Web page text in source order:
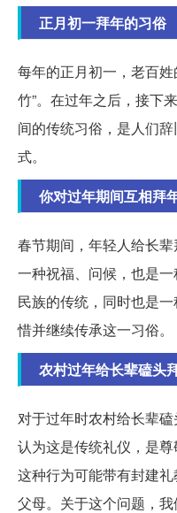
正月初一拜年的习俗
每年的正月初一，老百
竹”。在过年之后，接下
间的传统习俗，是人们
式。
你对过年期间互相拜
春节期间，年轻人给长
一种祝福、问候，也是
民族的传统，同时也是
惜并继续传承这一习俗。
农村过年给长辈磕头
对于过年时农村给长辈
认为这是传统礼仪，是
这种行为可能带有封建
父母。关于这个问题，